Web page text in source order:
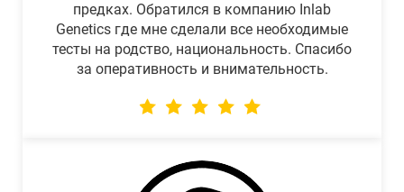
предках. Обратился в компанию Inlab
Genetics где мне сделали все необходимые
тесты на родство, национальность. Спасибо
за оперативность и внимательность.